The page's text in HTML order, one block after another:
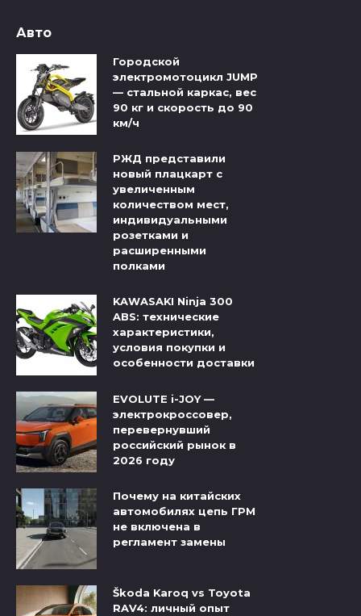
Авто
Городской
электромотоцикл JUMP
— стальной каркас, вес
90 кг и скорость до 90
км/ч
РЖД представили
новый плацкарт с
увеличенным
количеством мест,
индивидуальными
розетками и
расширенными
полками
KAWASAKI Ninja 300
ABS: технические
характеристики,
условия покупки и
особенности доставки
EVOLUTE i-JOY —
электрокроссовер,
перевернувший
российский рынок в
2026 году
Почему на китайских
автомобилях цепь ГРМ
не включена в
регламент замены
Škoda Karoq vs Toyota
RAV4: личный опыт